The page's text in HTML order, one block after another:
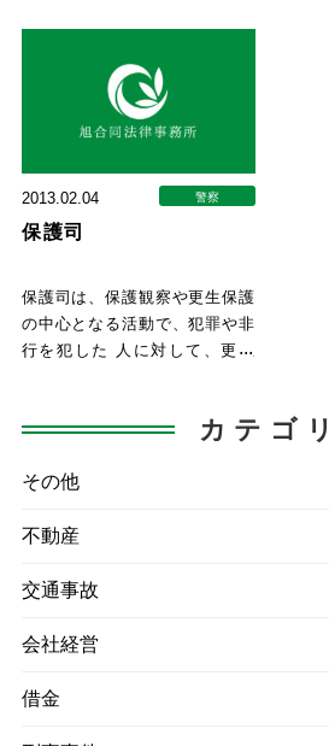
2013.02.04 警察
保護司
保護司は、保護観察や更生保護
の中心となる活動で、犯罪や非
行を犯した 人に対して、更生
カテゴリ
その他
不動産
交通事故
会社経営
借金